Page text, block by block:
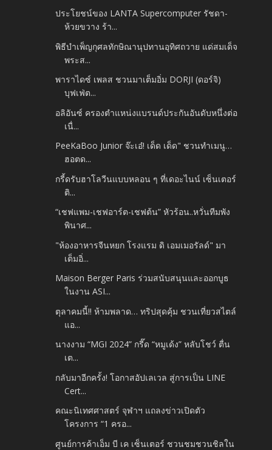
ประโยชน์ของ LANTA Supercomputer รัชดา-
ห้วยขวาง ร้า...
พิธีบำเพ็ญกุศลทักษิณานุปทานอุทิศถวาย แด่สมเด็จ
พระส...
พาราไดซ์ เพลส ชวนมาเต็มอิ่ม DORJI (ดอร์จิ)
บุฟเฟ่ต...
อลิอันซ์ ครองตำแหน่งแบรนด์ประกันอันดับหนึ่งต่อ
เนื่...
PeeKaBoo Junior จ๊ะเอ๋! เด็ด เด็ด" ชวนทำเมนู…
ฮอตด...
กรี้ดรับฮาโลวีนแบบหลอน ๆ ที่เดอะไนน์ เซ็นเตอร์
ติ...
“เชฟแพม-เชฟอาร์ต-เชฟต้น” หัวร้อน..หวั่นทีมพัง
พินาศ...
"ห้องอาหารจีนหยก โรงแรม ดิ เอมเมอรัลด์" มา
เต็มอิ่...
Maison Berger Paris ร่วมสนับสนุนและออกบูธ
ในงาน ASI...
ตุลาคมนี้!! ห้ามพลาด… ทริปสุดคุ้ม ชวนเที่ยวสไตล์
แอ...
นางงาม “MGI 2024” กรี๊ด “หมูเด้ง” หลับโชว์ ตื่น
เต...
กลับมาอีกครั้ง! โอกาสอัปเลเวล สู่การเป็น LINE
Cert...
คณะนิเทศศาสตร์ จุฬาฯ แถลงข่าวเปิดตัว
โครงการ “1 ครอ...
ศูนย์การค้าเอ็ม บี เค เซ็นเตอร์ ชวนชมชวนชิลใน